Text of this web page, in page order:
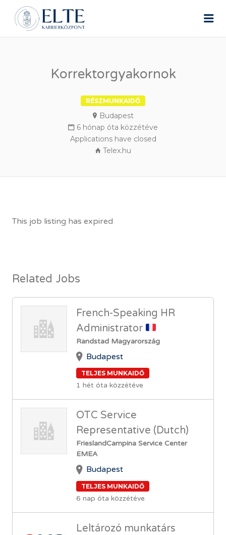
ELTE ÁLLÁSPORTÁL
Korrektorgyakornok
RÉSZMUNKAIDŐ
Budapest
6 hónap óta közzétéve
Applications have closed
Telex.hu
This job listing has expired
Related Jobs
French-Speaking HR
Administrator
Randstad Magyarország
Budapest
TELJES MUNKAIDŐ
1 hét óta közzétéve
OTC Service
Representative (Dutch)
FrieslandCampina Service Center
EMEA
Budapest
TELJES MUNKAIDŐ
6 nap óta közzétéve
Leltározó munkatárs